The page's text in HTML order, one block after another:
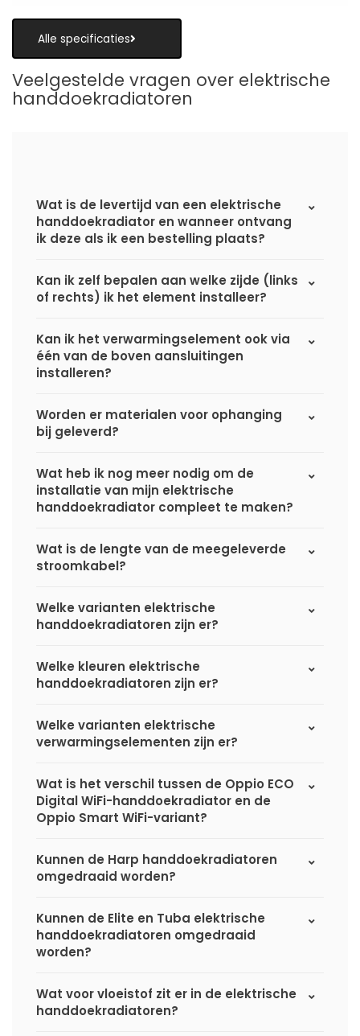
Alle specificaties
Veelgestelde vragen over elektrische
handdoekradiatoren
Wat is de levertijd van een elektrische
handdoekradiator en wanneer ontvang
ik deze als ik een bestelling plaats?
Kan ik zelf bepalen aan welke zijde (links
of rechts) ik het element installeer?
Kan ik het verwarmingselement ook via
één van de boven aansluitingen
installeren?
Worden er materialen voor ophanging
bij geleverd?
Wat heb ik nog meer nodig om de
installatie van mijn elektrische
handdoekradiator compleet te maken?
Wat is de lengte van de meegeleverde
stroomkabel?
Welke varianten elektrische
handdoekradiatoren zijn er?
Welke kleuren elektrische
handdoekradiatoren zijn er?
Welke varianten elektrische
verwarmingselementen zijn er?
Wat is het verschil tussen de Oppio ECO
Digital WiFi-handdoekradiator en de
Oppio Smart WiFi-variant?
Kunnen de Harp handdoekradiatoren
omgedraaid worden?
Kunnen de Elite en Tuba elektrische
handdoekradiatoren omgedraaid
worden?
Wat voor vloeistof zit er in de elektrische
handdoekradiatoren?